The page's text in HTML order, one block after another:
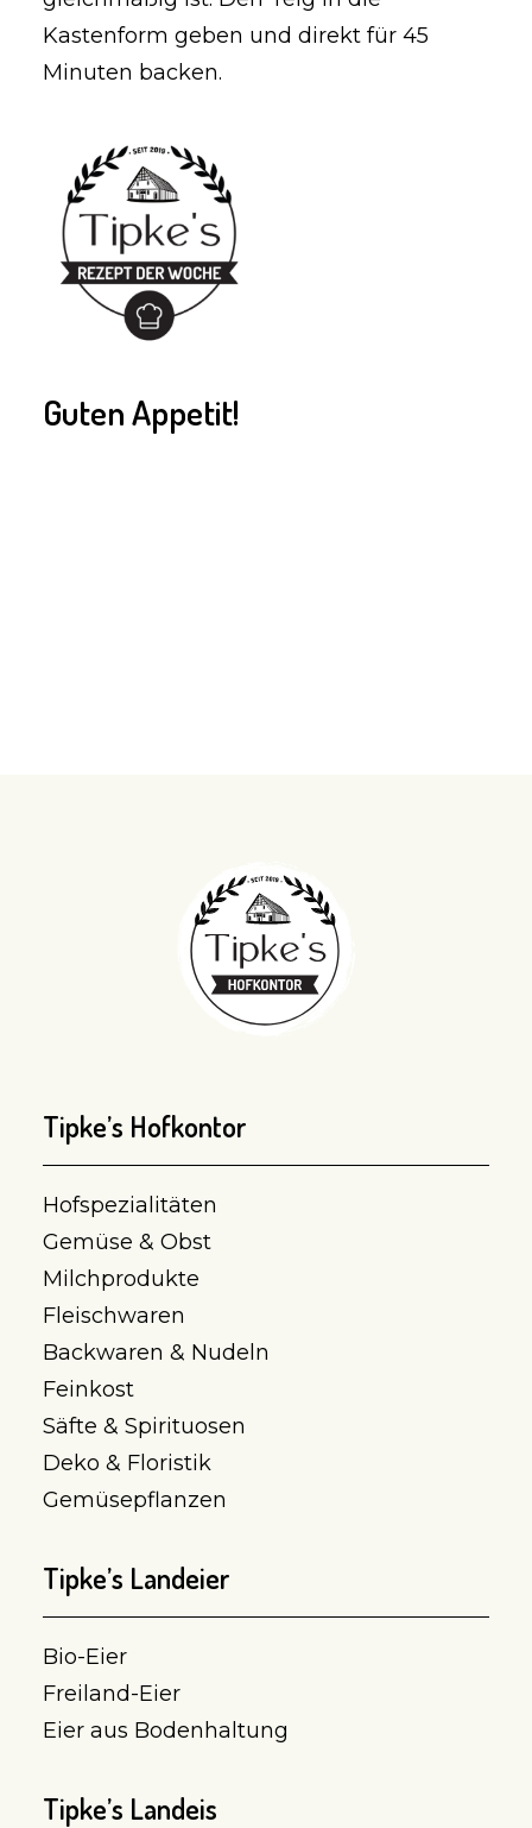
Kastenform geben und direkt für 45
Minuten backen.
Guten Appetit!
Tipke’s Hofkontor
Hofspezialitäten
Gemüse & Obst
Milchprodukte
Fleischwaren
Backwaren & Nudeln
Feinkost
Säfte & Spirituosen
Deko & Floristik
Gemüsepflanzen
Tipke’s Landeier
Bio-Eier
Freiland-Eier
Eier aus Bodenhaltung
Tipke’s Landeis